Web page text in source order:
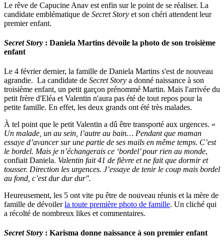
Le rêve de Capucine Anav est enfin sur le point de se réaliser. La
candidate emblématique de Secret Story et son chéri attendent leur
premier enfant.
Secret Story : Daniela Martins dévoile la photo de son troisième
enfant
Le 4 février dernier, la famille de Daniela Martins s'est de nouveau
agrandie. La candidate de Secret Story a donné naissance à son
troisième enfant, un petit garçon prénommé Martin. Mais l'arrivée du
petit frère d'Eléa et Valentin n'aura pas été de tout repos pour la
petite famille. En effet, les deux grands ont été très malades.
À tel point que le petit Valentin a dû être transporté aux urgences. «
Un malade, un au sein, l’autre au bain… Pendant que maman
essaye d’avancer sur une partie de ses mails en même temps. C’est
le bordel. Mais je n’échangerais ce ‘bordel’ pour rien au monde,
confiait Daniela. Valentin fait 41 de fièvre et ne fait que dormir et
tousser. Direction les urgences. J’essaye de tenir le coup mais bordel
au fond, c’est dur dur dur".
Heureusement, les 5 ont vite pu être de nouveau réunis et la mère de
famille de dévoilerla toute première photo de famille. Un cliché qui
a récolté de nombreux likes et commentaires.
Secret Story : Karisma donne naissance à son premier enfant